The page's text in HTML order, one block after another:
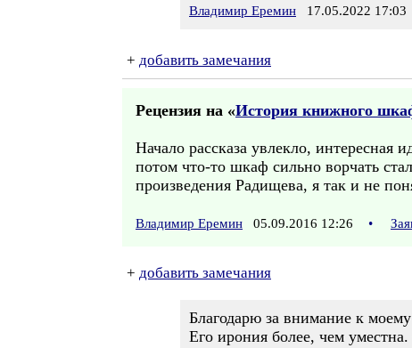
Владимир Еремин 17.05.2022 17:03
+ добавить замечания
Рецензия на «История книжного
Начало рассказа увлекло,
потом что-то шкаф сильно ворчать
произведения Радищева, я так и не
Владимир Еремин 05.09.2016 12:26 •
+ добавить замечания
Благодарю за внимание к
Его ирония более, чем